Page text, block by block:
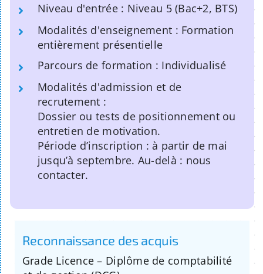
Niveau d'entrée : Niveau 5 (Bac+2, BTS)
Modalités d'enseignement : Formation
entièrement présentielle
Parcours de formation : Individualisé
Modalités d'admission et de
recrutement :
Dossier ou tests de positionnement ou
entretien de motivation.
Période d’inscription : à partir de mai
jusqu’à septembre. Au-delà : nous
contacter.
Reconnaissance des acquis
Grade Licence – Diplôme de comptabilité